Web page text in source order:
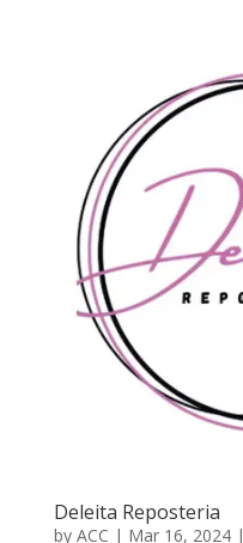
Deleita Reposteria
by ACC | Mar 16, 2024|